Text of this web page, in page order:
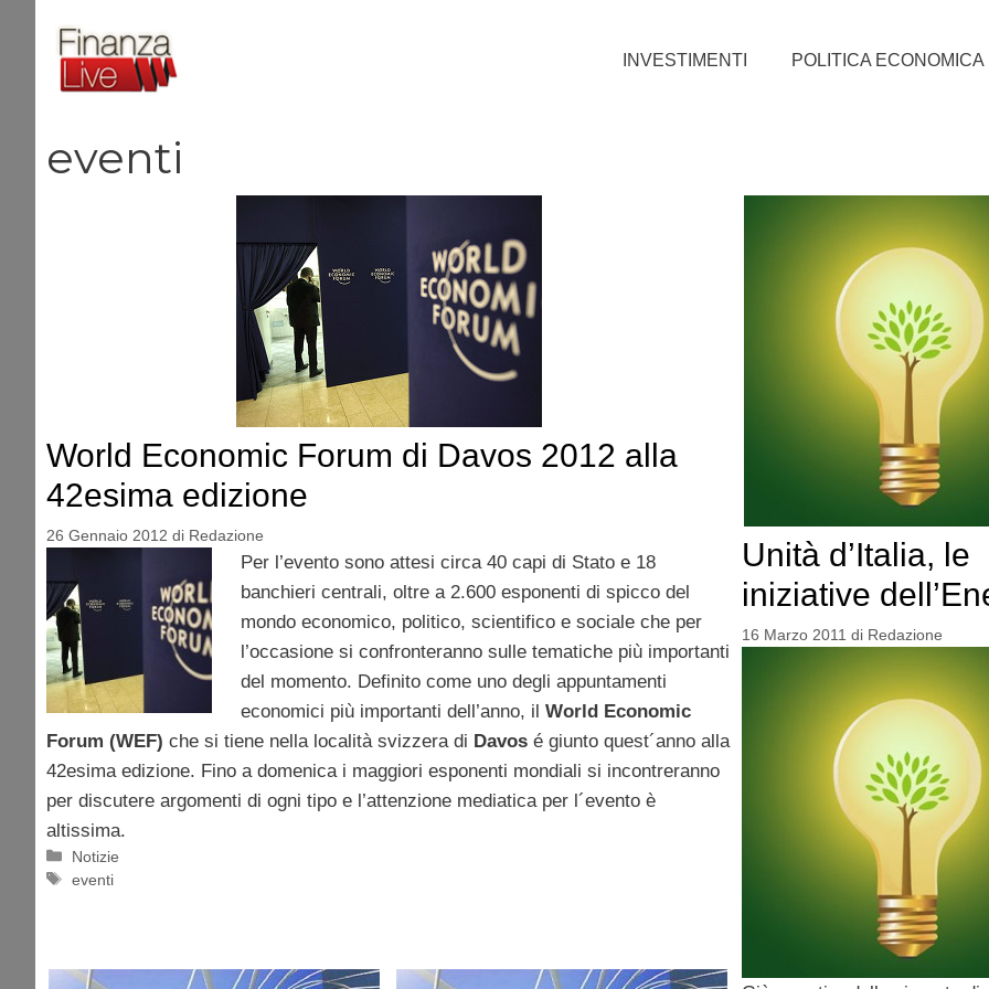
contenuto
INVESTIMENTI POLITICA ECONOMICA
eventi
World Economic Forum di Davos 2012 alla
42esima edizione
26 Gennaio 2012 di Redazione
Per l’evento sono attesi circa 40 capi di Stato e 18
banchieri centrali, oltre a 2.600 esponenti di spicco del
mondo economico, politico, scientifico e sociale che per
l’occasione si confronteranno sulle tematiche più importanti
del momento. Definito come uno degli appuntamenti
economici più importanti dell’anno, il World Economic
Forum (WEF) che si tiene nella località svizzera di Davos é giunto quest´anno alla
42esima edizione. Fino a domenica i maggiori esponenti mondiali si incontreranno
per discutere argomenti di ogni tipo e l’attenzione mediatica per l´evento è
altissima.
Categorie
Notizie
Tag
eventi
Unità d’Italia, le
iniziative
16 Marzo 2011 di Redazione